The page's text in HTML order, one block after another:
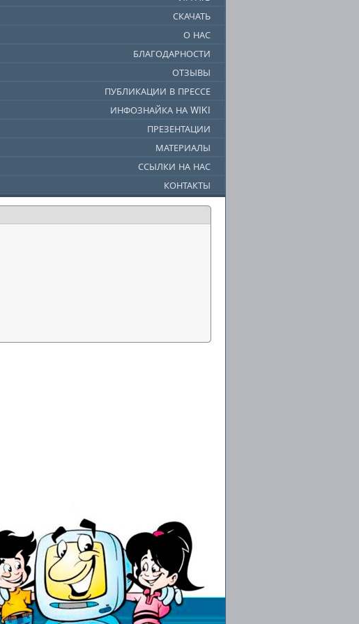
СКАЧАТЬ
О НАС
БЛАГОДАРНОСТИ
ОТЗЫВЫ
ПУБЛИКАЦИИ В ПРЕССЕ
ИНФОЗНАЙКА НА WIKI
ПРЕЗЕНТАЦИИ
МАТЕРИАЛЫ
ССЫЛКИ НА НАС
КОНТАКТЫ